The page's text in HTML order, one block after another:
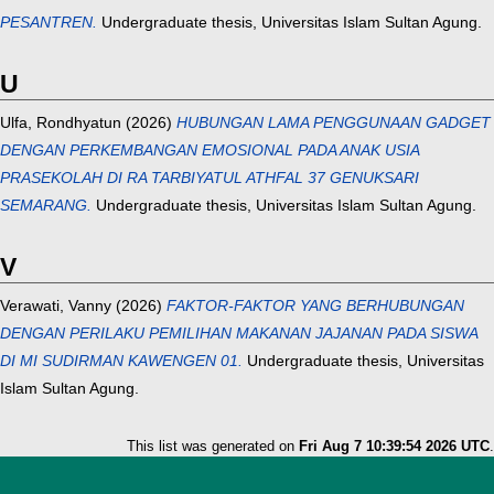
PESANTREN. Undergraduate thesis, Universitas Islam Sultan Agung.
U
Ulfa, Rondhyatun (2026) HUBUNGAN LAMA PENGGUNAAN GADGET
DENGAN PERKEMBANGAN EMOSIONAL PADA ANAK USIA
PRASEKOLAH DI RA TARBIYATUL ATHFAL 37 GENUKSARI
SEMARANG. Undergraduate thesis, Universitas Islam Sultan Agung.
V
Verawati, Vanny (2026) FAKTOR-FAKTOR YANG BERHUBUNGAN
DENGAN PERILAKU PEMILIHAN MAKANAN JAJANAN PADA SISWA
DI MI SUDIRMAN KAWENGEN 01. Undergraduate thesis, Universitas
Islam Sultan Agung.
This list was generated on Fri Aug 7 10:39:54 2026 UTC.